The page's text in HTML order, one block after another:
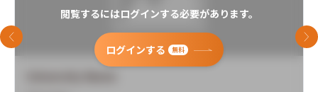
閲覧するにはログインする必要があります。
ログインする 無料
前のスライド 次